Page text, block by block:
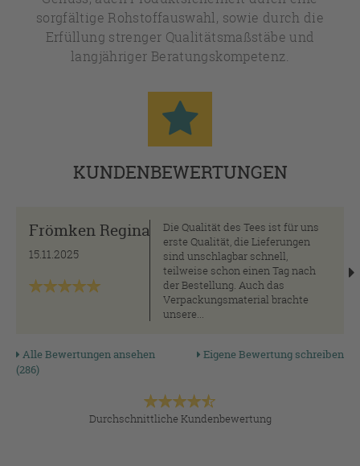
sorgfältige Rohstoffauswahl, sowie durch die
Erfüllung strenger Qualitätsmaßstäbe und
langjähriger Beratungskompetenz.
KUNDENBEWERTUNGEN
Frömken Regina
15.11.2025
Die Qualität des Tees ist für uns
erste Qualität, die Lieferungen
sind unschlagbar schnell,
teilweise schon einen Tag nach
der Bestellung. Auch das
Verpackungsmaterial brachte
unsere...
Alle Bewertungen ansehen
(286)
Eigene Bewertung schreiben
Durchschnittliche Kundenbewertung